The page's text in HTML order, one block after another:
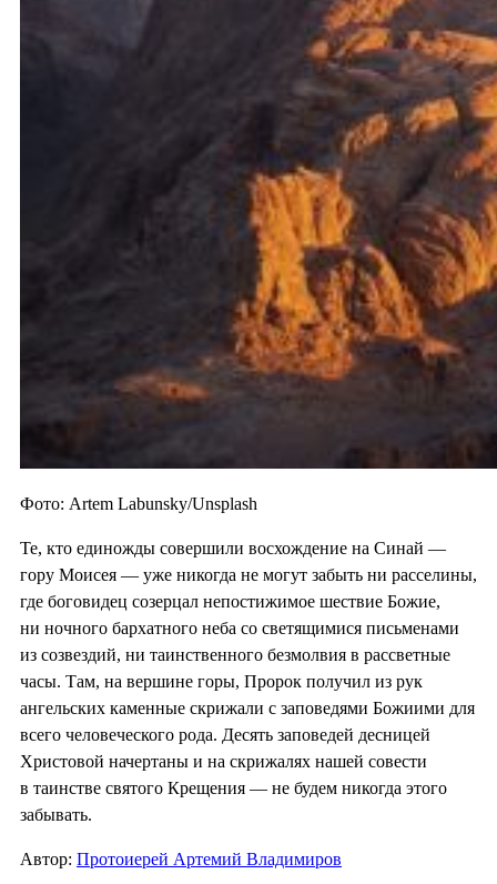
Фото: Artem Labunsky/Unsplash
Те, кто единожды совершили восхождение на Синай —
гору Моисея — уже никогда не могут забыть ни расселины,
где боговидец созерцал непостижимое шествие Божие,
ни ночного бархатного неба со светящимися письменами
из созвездий, ни таинственного безмолвия в рассветные
часы. Там, на вершине горы, Пророк получил из рук
ангельских каменные скрижали с заповедями Божиими для
всего человеческого рода. Десять заповедей десницей
Христовой начертаны и на скрижалях нашей совести
в таинстве святого Крещения — не будем никогда этого
забывать.
Автор: Протоиерей Артемий Владимиров